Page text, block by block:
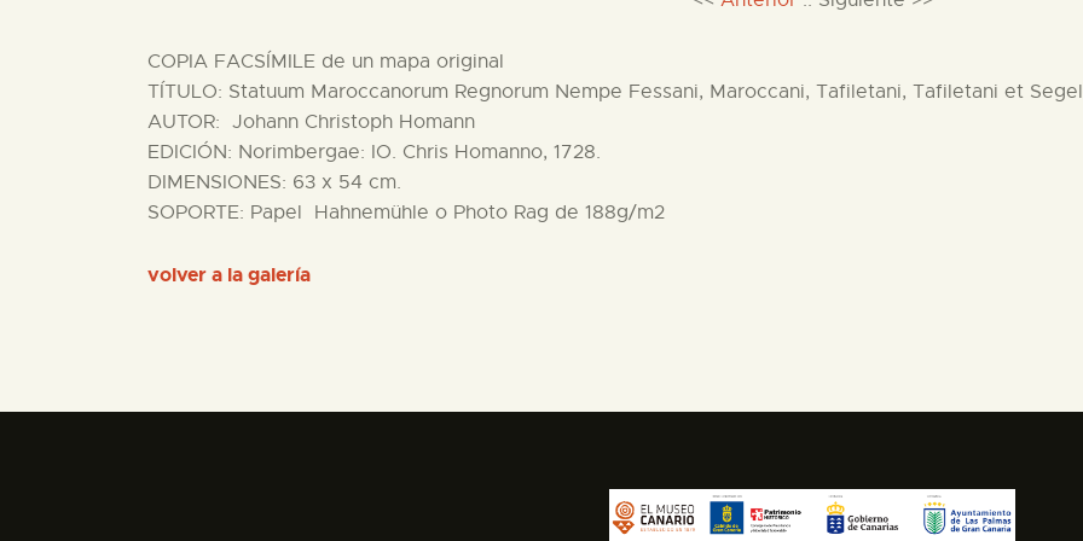
COPIA FACSÍMILE de un mapa original
TÍTULO: Statuum Maroccanorum Regnorum Nempe Fessani, Maroccani, Tafiletani, Tafiletani et
AUTOR: Johann Christoph Homann
EDICIÓN: Norimbergae: IO. Chris Homanno, 1728.
DIMENSIONES: 63 x 54 cm.
SOPORTE: Papel Hahnemühle o Photo Rag de 188g/m2
volver a la galería